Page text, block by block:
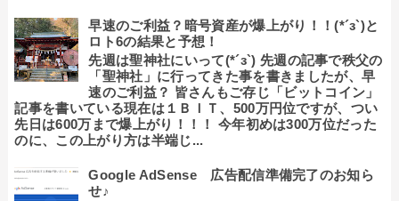
早速のご利益？暗号資産が爆上がり！！(*´з`)と
ロト6の結果と予想！
先週は聖神社にいって(*´з`) 先週の記事で秩父の
「聖神社」に行ってきた事を書きましたが、早
速のご利益？ 皆さんもご存じ「ビットコイン」
記事を書いている現在は１ＢＩＴ、500万円位ですが、つい
先日は600万まで爆上がり！！！ 今年初めは300万位だった
のに、この上がり方は半端じ...
Google AdSense 広告配信準備完了のお知ら
せ♪